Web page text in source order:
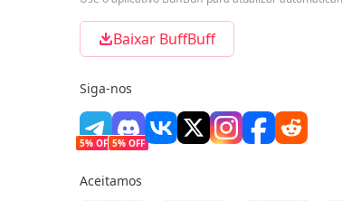
Baixar BuffBuff
Siga-nos
5% OFF 5% OFF
Aceitamos